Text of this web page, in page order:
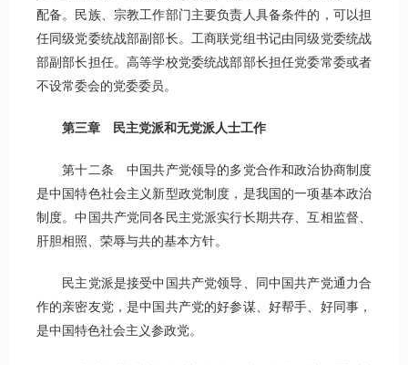
配备。民族、宗教工作部门主要负责人具备条件的，可以担
任同级党委统战部副部长。工商联党组书记由同级党委统战
部副部长担任。高等学校党委统战部部长担任党委常委或者
不设常委会的党委委员。
第三章 民主党派和无党派人士工作
第十二条 中国共产党领导的多党合作和政治协商制度
是中国特色社会主义新型政党制度，是我国的一项基本政治
制度。中国共产党同各民主党派实行长期共存、互相监督、
肝胆相照、荣辱与共的基本方针。
民主党派是接受中国共产党领导、同中国共产党通力合
作的亲密友党，是中国共产党的好参谋、好帮手、好同事，
是中国特色社会主义参政党。